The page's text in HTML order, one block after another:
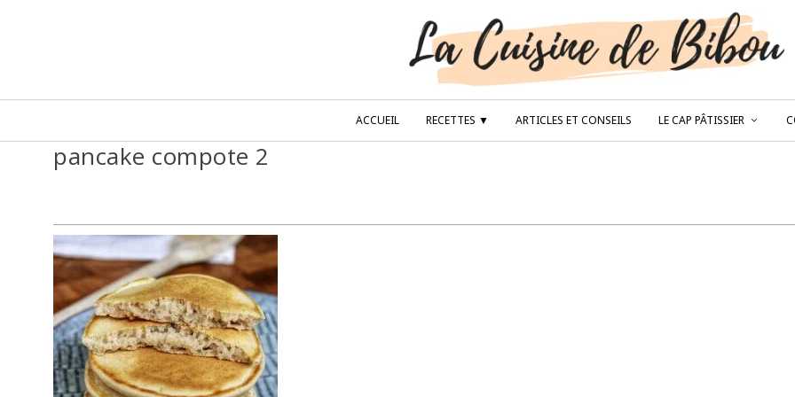
ACCUEIL RECETTES ▼ ARTICLES ET CONSEILS LE CAP PÂTISSIER
pancake compote 2